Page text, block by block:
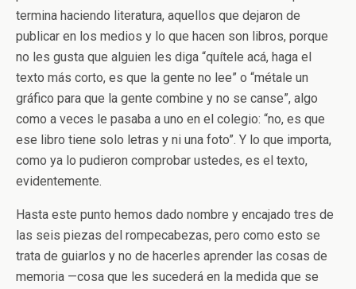
termina haciendo literatura, aquellos que dejaron de
publicar en los medios y lo que hacen son libros, porque
no les gusta que alguien les diga “quítele acá, haga el
texto más corto, es que la gente no lee” o “métale un
gráfico para que la gente combine y no se canse”, algo
como a veces le pasaba a uno en el colegio: “no, es que
ese libro tiene solo letras y ni una foto”. Y lo que importa,
como ya lo pudieron comprobar ustedes, es el texto,
evidentemente.
Hasta este punto hemos dado nombre y encajado tres de
las seis piezas del rompecabezas, pero como esto se
trata de guiarlos y no de hacerles aprender las cosas de
memoria —cosa que les sucederá en la medida que se